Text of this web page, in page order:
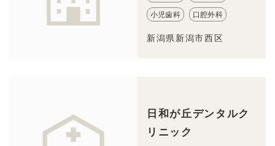
小児歯科 口腔外科
新潟県新潟市西区
日和が丘デンタルク
リニック